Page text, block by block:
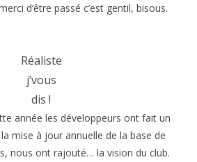
d’être passé c’est gentil, bisous.
Réaliste
j’vous
dis !
année les développeurs ont fait un
mise à jour annuelle de la base de
nous ont rajouté… la vision du club.